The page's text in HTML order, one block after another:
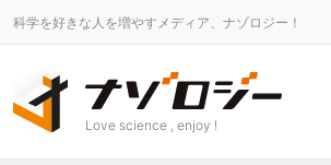
科学を好きな人を増やすメディア、ナゾロジー！
Love science , enjoy !